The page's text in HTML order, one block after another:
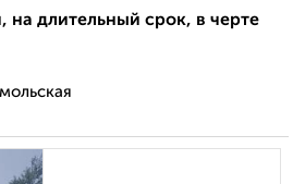
длительный срок, в черте